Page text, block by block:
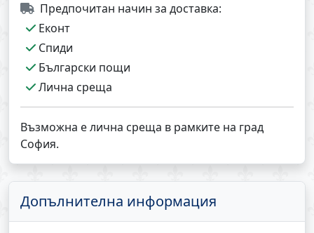
Предпочитан начин за доставка:
Еконт
Спиди
Български пощи
Лична среща
Възможна е лична среща в рамките на град
София.
Допълнителна информация